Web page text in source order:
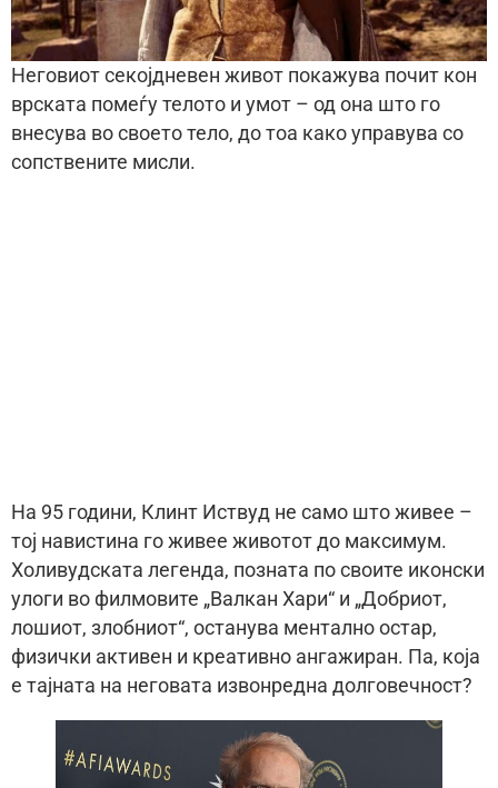
Неговиот секојдневен живот покажува почит кон
врската помеѓу телото и умот – од она што го
внесува во своето тело, до тоа како управува со
сопствените мисли.
На 95 години, Клинт Иствуд не само што живее –
тој навистина го живее животот до максимум.
Холивудската легенда, позната по своите иконски
улоги во филмовите „Валкан Хари“ и „Добриот,
лошиот, злобниот“, останува ментално остар,
физички активен и креативно ангажиран. Па, која
е тајната на неговата извонредна долговечност?